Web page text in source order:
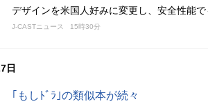
デザインを米国人好みに変更し、安全性能
J-CASTニュース 15時30分
日
｢もしﾄﾞﾗ｣の類似本が続々